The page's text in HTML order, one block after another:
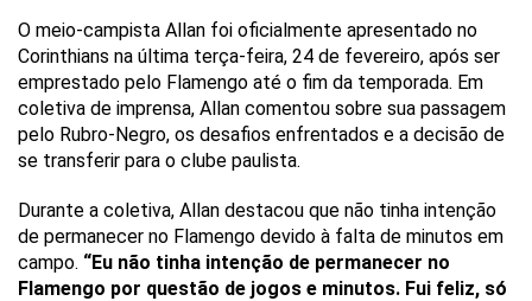
O meio-campista Allan foi oficialmente apresentado no
Corinthians na última terça-feira, 24 de fevereiro, após ser
emprestado pelo Flamengo até o fim da temporada. Em
coletiva de imprensa, Allan comentou sobre sua passagem
pelo Rubro-Negro, os desafios enfrentados e a decisão de
se transferir para o clube paulista.
Durante a coletiva, Allan destacou que não tinha intenção
de permanecer no Flamengo devido à falta de minutos em
campo. “Eu não tinha intenção de permanecer no
Flamengo por questão de jogos e minutos. Fui feliz, só